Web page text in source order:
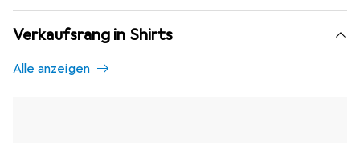
Verkaufsrang in Shirts
Alle anzeigen